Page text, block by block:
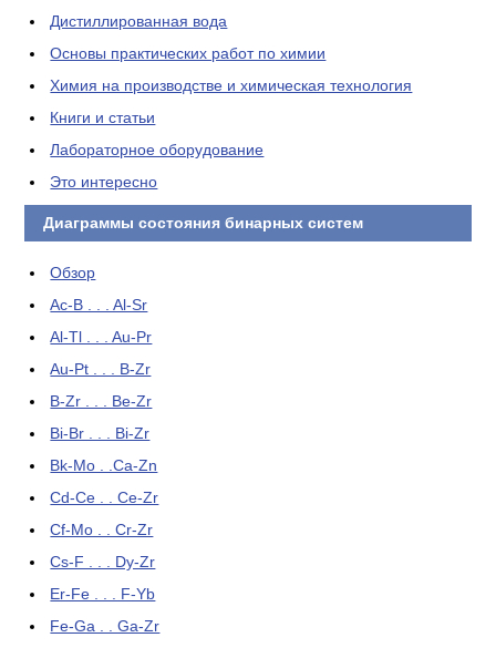
Дистиллированная вода
Основы практических работ по химии
Химия на производстве и химическая технология
Книги и статьи
Лабораторное оборудование
Это интересно
Диаграммы состояния бинарных систем
Обзор
Ac-B . . . Al-Sr
Al-Tl . . . Au-Pr
Au-Pt . . . B-Zr
B-Zr . . . Be-Zr
Bi-Br . . . Bi-Zr
Bk-Mo . .Ca-Zn
Cd-Ce . . Ce-Zr
Cf-Mo . . Cr-Zr
Cs-F . . . Dy-Zr
Er-Fe . . . F-Yb
Fe-Ga . . Ga-Zr